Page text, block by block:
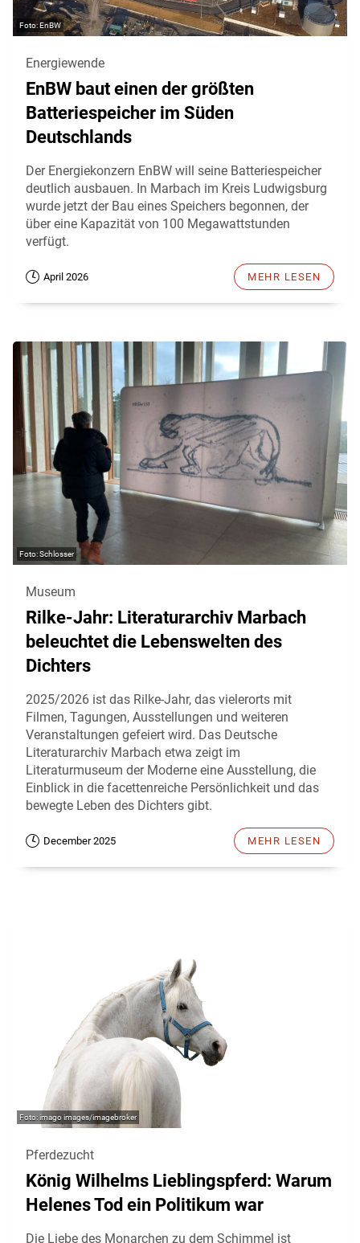
EnBW
Energiewende
EnBW baut einen der größten
Batteriespeicher im Süden
Deutschlands
Der Energiekonzern EnBW will seine Batteriespeicher
deutlich ausbauen. In Marbach im Kreis Ludwigsburg
wurde jetzt der Bau eines Speichers begonnen, der
über eine Kapazität von 100 Megawattstunden
verfügt.
April 2026 MEHR LESEN
Schlosser
Museum
Rilke-Jahr: Literaturarchiv Marbach
beleuchtet die Lebenswelten des
Dichters
2025/2026 ist das Rilke-Jahr, das vielerorts mit
Filmen, Tagungen, Ausstellungen und weiteren
Veranstaltungen gefeiert wird. Das Deutsche
Literaturarchiv Marbach etwa zeigt im
Literaturmuseum der Moderne eine Ausstellung, die
Einblick in die facettenreiche Persönlichkeit und das
bewegte Leben des Dichters gibt.
December 2025 MEHR LESEN
imago images/imagebroker
Pferdezucht
König Wilhelms Lieblingspferd: Warum
Helenes Tod ein Politikum war
Die Liebe des Monarchen zu dem Schimmel ist